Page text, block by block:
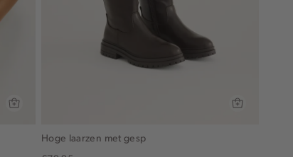
Hoge laarzen met gesp